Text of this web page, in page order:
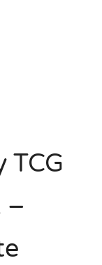
TCG
–